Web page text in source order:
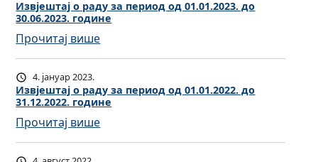
о
д
0
1
0
.
2
е
р
и
о
о
д
0
1
д
у
з
а
е
р
и
о
а
ј
о
р
д
у
з
а
в
ј
е
ш
а
ј
о
р
Извјештај о раду за период од 01.01.2023. до
30.06.2023. године
Прочитај више:
И
в
ј
е
ш
4. јануар 2023.
Извјештај о раду за период од 01.01.2022. до
31.12.2022. године
Прочитај више:
И